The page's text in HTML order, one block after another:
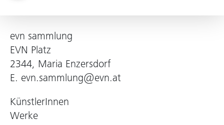
evn sammlung
EVN Platz
2344, Maria Enzersdorf
E. evn.sammlung@evn.at
KünstlerInnen
Werke